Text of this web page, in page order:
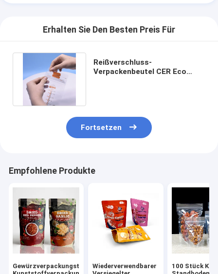
Erhalten Sie Den Besten Preis Für
Reißverschluss-
Verpackenbeutel CER Eco
Fortsetzen
Empfohlene Produkte
Gewürzverpackungstüte
Wiederverwendbarer
100 Stück